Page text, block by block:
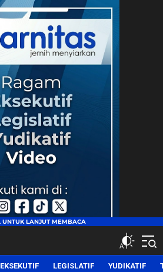
EKSEKUTIF LEGISLATIF YUDIKATIF